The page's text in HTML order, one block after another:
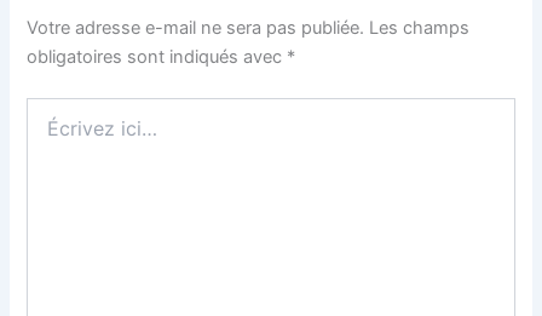
Votre adresse e-mail ne sera pas publiée. Les champs
obligatoires sont indiqués avec *
ici…